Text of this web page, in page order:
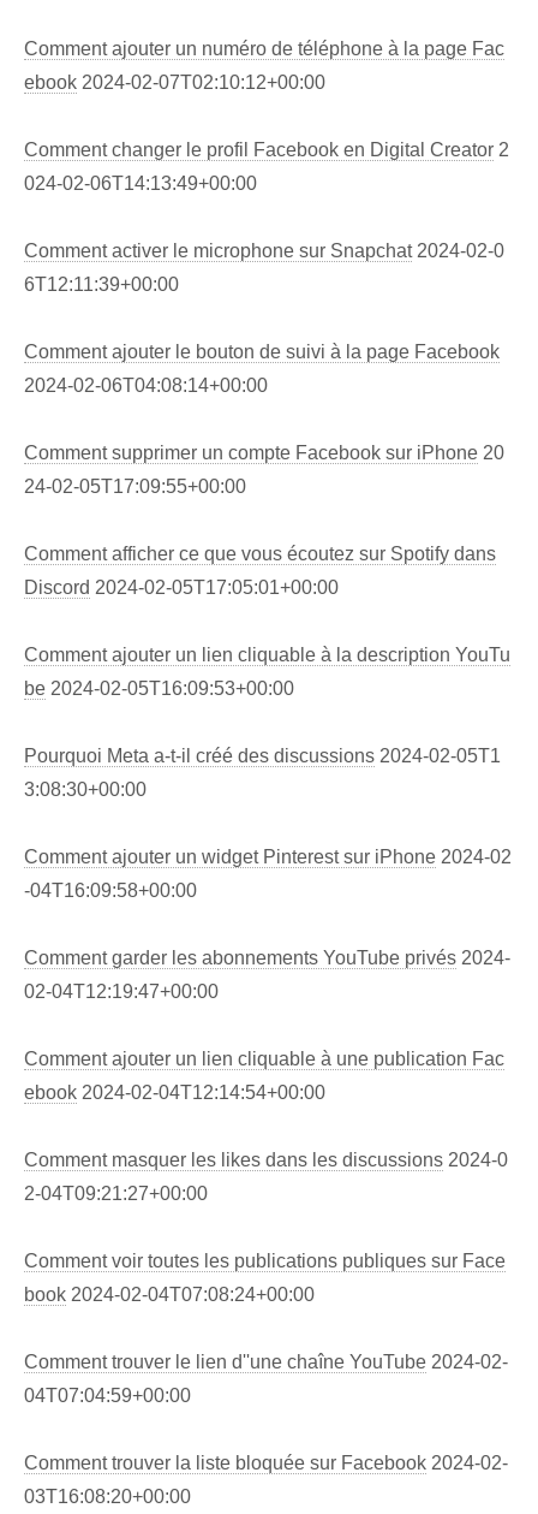
Comment ajouter un numéro de téléphone à la page Fac
ebook 2024-02-07T02:10:12+00:00
Comment changer le profil Facebook en Digital Creator 2
024-02-06T14:13:49+00:00
Comment activer le microphone sur Snapchat 2024-02-0
6T12:11:39+00:00
Comment ajouter le bouton de suivi à la page Facebook
2024-02-06T04:08:14+00:00
Comment supprimer un compte Facebook sur iPhone 20
24-02-05T17:09:55+00:00
Comment afficher ce que vous écoutez sur Spotify dans
Discord 2024-02-05T17:05:01+00:00
Comment ajouter un lien cliquable à la description YouTu
be 2024-02-05T16:09:53+00:00
Pourquoi Meta a-t-il créé des discussions 2024-02-05T1
3:08:30+00:00
Comment ajouter un widget Pinterest sur iPhone 2024-02
-04T16:09:58+00:00
Comment garder les abonnements YouTube privés 2024-
02-04T12:19:47+00:00
Comment ajouter un lien cliquable à une publication Fac
ebook 2024-02-04T12:14:54+00:00
Comment masquer les likes dans les discussions 2024-0
2-04T09:21:27+00:00
Comment voir toutes les publications publiques sur Face
book 2024-02-04T07:08:24+00:00
Comment trouver le lien d''une chaîne YouTube 2024-02-
04T07:04:59+00:00
Comment trouver la liste bloquée sur Facebook 2024-02-
03T16:08:20+00:00